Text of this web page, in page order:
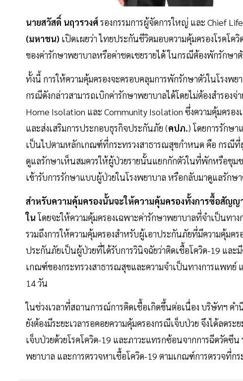
นายสวัสดิ์ นฤวรวงศ์รองกรรมการผู้จัดการใหญ่ และ Chief
(มหาชน) เปิดเผยว่า ไทยประกันชีวิตมอบความคุ้มครองโรคโ
ของค่ารักษาพยาบาลหรือค่าชดเชยรายได้ ในกรณีต้องพักรักษาตั
ทั้งนี้ การให้ความคุ้มครองจะครอบคลุมการพักรักษาตัวในโรงพ
กรณีดังกล่าวสามารถเบิกค่ารักษาพยาบาลได้โดยไม่ต้องสำรอ
Home Isolation และ Community Isolation ซึ่งความคุ้มครอ
และส่งเสริมการประกอบธุรกิจประกันภัย (คปภ.) โดยการรักษา
เป็นไปตามหลักเกณฑ์ที่กระทรวงสาธารณสุขกำหนด คือ กรณี
ดูแลรักษาเห็นสมควรให้ผู้ป่วยรายนั้นแยกกักตัวในที่พักหรือชุม
เข้ารับการรักษาแบบผู้ป่วยในโรงพยาบาล หรือกลับมาดูแลรั
สำหรับความคุ้มครองนั้นจะให้ความคุ้มครองทั้งการซื้อสัญ
ในโดยจะให้ความคุ้มครองเฉพาะค่ารักษาพยาบาลที่จำเป็นทา
รวมถึงการให้ความคุ้มครองสำหรับผู้เอาประกันภัยที่มีความคุ้มค
ประกันภัยเป็นผู้ป่วยที่ได้รับการวินิจฉัยว่าติดเชื้อโควิด-19 แล
เกณฑ์ของกระทรวงสาธารณสุขและความจำเป็นทางการแพทย์
14 วัน
ในช่วงเวลาที่สถานการณ์การติดเชื้อเกิดขึ้นต่อเนื่อง บริษัทฯ
ยังต้องมีระยะเวลารอคอยความคุ้มครองกรณีเจ็บป่วย จึงได้ลดร
เจ็บป่วยด้วยโรคโควิด-19 และภาวะแทรกซ้อนจากการฉีดวัคซีน
พยาบาล และการตรวจหาเชื้อโควิด-19 ตามเกณฑ์การตรวจที่ก